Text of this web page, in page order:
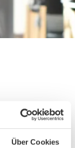
Über Cookies